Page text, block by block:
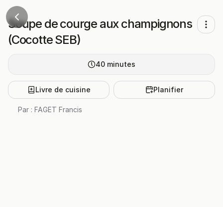
Soupe de courge aux champignons
(Cocotte SEB)
40 minutes
Livre de cuisine Planifier
Par : FAGET Francis